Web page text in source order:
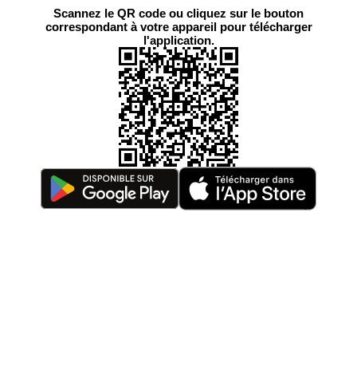
Scannez le QR code ou cliquez sur le bouton
correspondant à votre appareil pour télécharger
l'application.